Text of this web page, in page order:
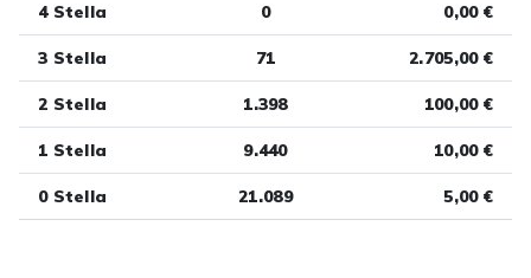
4 Stella 0 0,00 €
3 Stella 71 2.705,00 €
2 Stella 1.398 100,00 €
1 Stella 9.440 10,00 €
0 Stella 21.089 5,00 €